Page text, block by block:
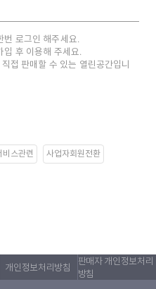
번 로그인 해주세요.
입 후 이용해 주세요.
접 판매할 수 있는 열린공간입니
비스관련 사업자회원전환
개인정보처리방침
판매자 개인정보처리
방침